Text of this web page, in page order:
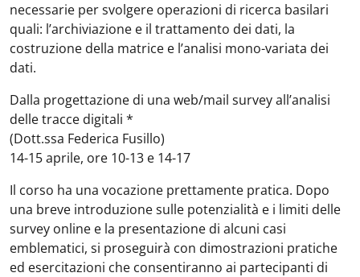
necessarie per svolgere operazioni di ricerca basilari
quali: l’archiviazione e il trattamento dei dati, la
costruzione della matrice e l’analisi mono-variata dei
dati.
Dalla progettazione di una web/mail survey all’analisi
delle tracce digitali *
(Dott.ssa Federica Fusillo)
14-15 aprile, ore 10-13 e 14-17
Il corso ha una vocazione prettamente pratica. Dopo
una breve introduzione sulle potenzialità e i limiti delle
survey online e la presentazione di alcuni casi
emblematici, si proseguirà con dimostrazioni pratiche
ed esercitazioni che consentiranno ai partecipanti di